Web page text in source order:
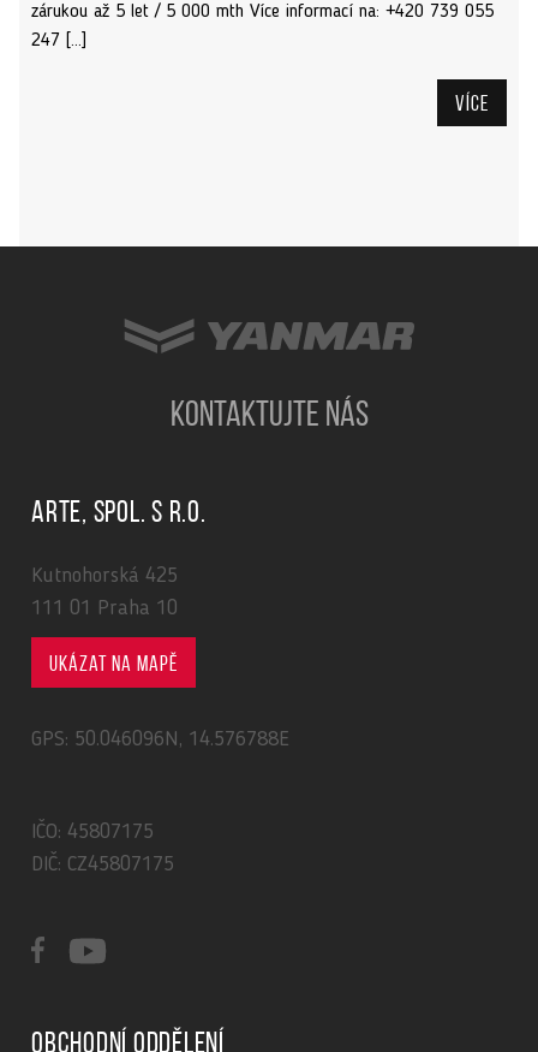
zárukou až 5 let / 5 000 mth Více informací na: +420 739 055
247 […]
Více
KONTAKTUJTE NÁS
ARTE, spol. s r.o.
Kutnohorská 425
111 01 Praha 10
Ukázat na mapě
GPS: 50.046096N, 14.576788E
IČO: 45807175
DIČ: CZ45807175
Obchodní oddělení